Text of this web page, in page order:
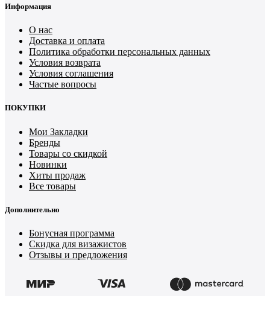
Информация
О нас
Доставка и оплата
Политика обработки персональных данных
Условия возврата
Условия соглашения
Частые вопросы
ПОКУПКИ
Мои Закладки
Бренды
Товары со скидкой
Новинки
Хиты продаж
Все товары
Дополнительно
Бонусная программа
Скидка для визажистов
Отзывы и предложения